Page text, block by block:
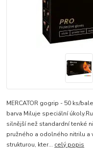
MERCATOR gogrip - 50 ks/
barva Miluje speciální
silnější než standardní tenké
pružného a odolného nitrilu a
strukturou, kter... celý popis